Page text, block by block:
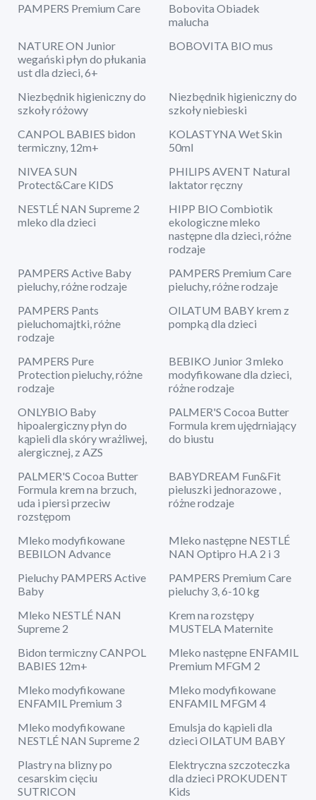
PAMPERS Premium Care
Bobovita Obiadek
malucha
NATURE ON Junior
wegański płyn do płukania
ust dla dzieci, 6+
BOBOVITA BIO mus
Niezbędnik higieniczny do
szkoły różowy
Niezbędnik higieniczny do
szkoły niebieski
CANPOL BABIES bidon
termiczny, 12m+
KOLASTYNA Wet Skin
50ml
NIVEA SUN
Protect&Care KIDS
PHILIPS AVENT Natural
laktator ręczny
NESTLÉ NAN Supreme 2
mleko dla dzieci
HIPP BIO Combiotik
ekologiczne mleko
następne dla dzieci, różne
rodzaje
PAMPERS Active Baby
pieluchy, różne rodzaje
PAMPERS Premium Care
pieluchy, różne rodzaje
PAMPERS Pants
pieluchomajtki, różne
rodzaje
OILATUM BABY krem z
pompką dla dzieci
PAMPERS Pure
Protection pieluchy, różne
rodzaje
BEBIKO Junior 3 mleko
modyfikowane dla dzieci,
różne rodzaje
ONLYBIO Baby
hipoalergiczny płyn do
kąpieli dla skóry wrażliwej,
alergicznej, z AZS
PALMER'S Cocoa Butter
Formula krem ujędrniający
do biustu
PALMER'S Cocoa Butter
Formula krem na brzuch,
uda i piersi przeciw
rozstępom
BABYDREAM Fun&Fit
pieluszki jednorazowe ,
różne rodzaje
Mleko modyfikowane
BEBILON Advance
Mleko następne NESTLÉ
NAN Optipro H.A 2 i 3
Pieluchy PAMPERS Active
Baby
PAMPERS Premium Care
pieluchy 3, 6-10 kg
Mleko NESTLÉ NAN
Supreme 2
Krem na rozstępy
MUSTELA Maternite
Bidon termiczny CANPOL
BABIES 12m+
Mleko następne ENFAMIL
Premium MFGM 2
Mleko modyfikowane
ENFAMIL Premium 3
Mleko modyfikowane
ENFAMIL MFGM 4
Mleko modyfikowane
NESTLÉ NAN Supreme 2
Emulsja do kąpieli dla
dzieci OILATUM BABY
Plastry na blizny po
cesarskim cięciu
SUTRICON
Elektryczna szczoteczka
dla dzieci PROKUDENT
Kids